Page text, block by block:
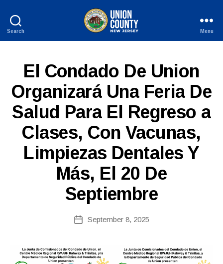
Search
New
Jersey
Menu
Categories
N
H
El Condado De Union
Organizará Una Feria De
Salud Para El Regreso a
Clases, Con Vacunas,
Limpiezas Dentales Y
Más, El 20 De
Septiembre
author
B
y
c
o
ri
e
r
e
PostSeptember 8, 2025